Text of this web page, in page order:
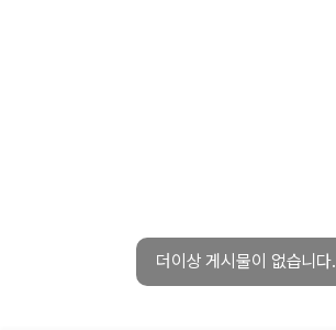
더이상 게시물이 없습니다.